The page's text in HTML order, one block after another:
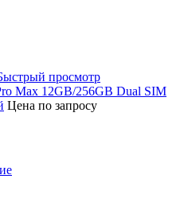
просмотр
Max 12GB/256GB Dual SIM
Цена по запросу